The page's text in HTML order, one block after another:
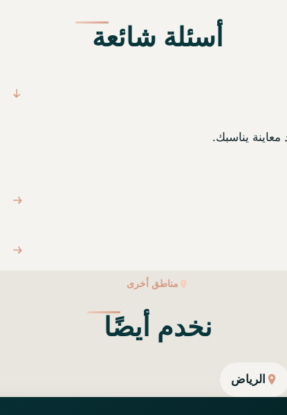
أسئلة شائعة
يناسبك.
مناطق أخرى
نخدم أيضًا
الرياض